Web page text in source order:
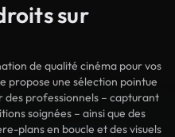
sur
de qualité cinéma pour vos
propose une sélection pointue
des professionnels – capturant
soignées – ainsi que des
plans en boucle et des visuels